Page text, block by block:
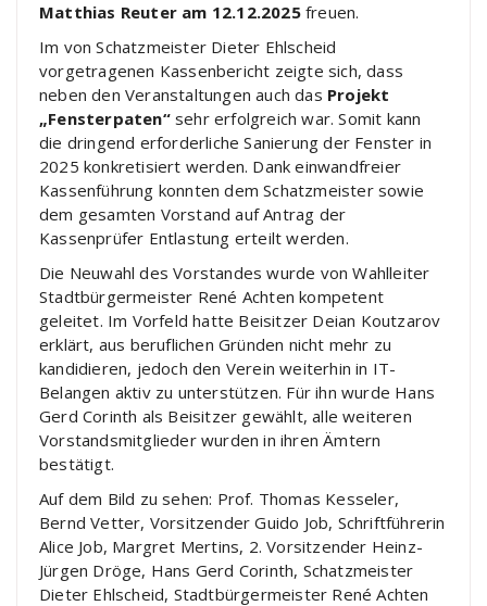
Matthias Reuter am 12.12.2025freuen.
Im von Schatzmeister Dieter Ehlscheid
vorgetragenen Kassenbericht zeigte sich, dass
neben den Veranstaltungen auch das Projekt
„Fensterpaten“sehr erfolgreich war. Somit kann
die dringend erforderliche Sanierung der Fenster in
2025 konkretisiert werden. Dank einwandfreier
Kassenführung konnten dem Schatzmeister sowie
dem gesamten Vorstand auf Antrag der
Kassenprüfer Entlastung erteilt werden.
Die Neuwahl des Vorstandes wurde von Wahlleiter
Stadtbürgermeister René Achten kompetent
geleitet. Im Vorfeld hatte Beisitzer Deian Koutzarov
erklärt, aus beruflichen Gründen nicht mehr zu
kandidieren, jedoch den Verein weiterhin in IT-
Belangen aktiv zu unterstützen. Für ihn wurde Hans
Gerd Corinth als Beisitzer gewählt, alle weiteren
Vorstandsmitglieder wurden in ihren Ämtern
bestätigt.
Auf dem Bild zu sehen: Prof. Thomas Kesseler,
Bernd Vetter, Vorsitzender Guido Job, Schriftführerin
Alice Job, Margret Mertins, 2. Vorsitzender Heinz-
Jürgen Dröge, Hans Gerd Corinth, Schatzmeister
Dieter Ehlscheid, Stadtbürgermeister René Achten